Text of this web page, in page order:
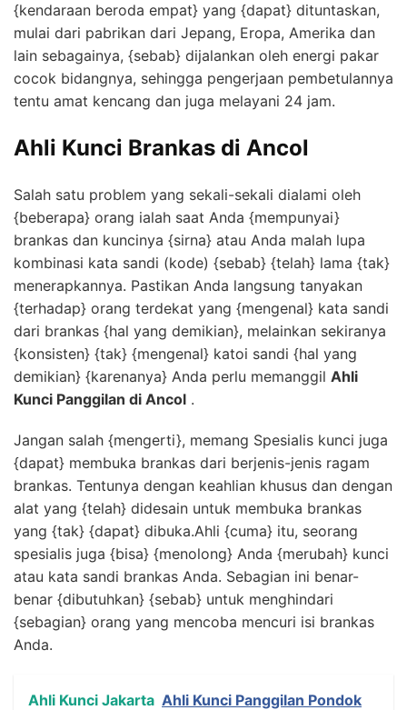
{kendaraan beroda empat} yang {dapat} dituntaskan,
mulai dari pabrikan dari Jepang, Eropa, Amerika dan
lain sebagainya, {sebab} dijalankan oleh energi pakar
cocok bidangnya, sehingga pengerjaan pembetulannya
tentu amat kencang dan juga melayani 24 jam.
Ahli Kunci Brankas di Ancol
Salah satu problem yang sekali-sekali dialami oleh
{beberapa} orang ialah saat Anda {mempunyai}
brankas dan kuncinya {sirna} atau Anda malah lupa
kombinasi kata sandi (kode) {sebab} {telah} lama {tak}
menerapkannya. Pastikan Anda langsung tanyakan
{terhadap} orang terdekat yang {mengenal} kata sandi
dari brankas {hal yang demikian}, melainkan sekiranya
{konsisten} {tak} {mengenal} katoi sandi {hal yang
demikian} {karenanya} Anda perlu memanggil Ahli
Kunci Panggilan di Ancol .
Jangan salah {mengerti}, memang Spesialis kunci juga
{dapat} membuka brankas dari berjenis-jenis ragam
brankas. Tentunya dengan keahlian khusus dan dengan
alat yang {telah} didesain untuk membuka brankas
yang {tak} {dapat} dibuka.Ahli {cuma} itu, seorang
spesialis juga {bisa} {menolong} Anda {merubah} kunci
atau kata sandi brankas Anda. Sebagian ini benar-
benar {dibutuhkan} {sebab} untuk menghindari
{sebagian} orang yang mencoba mencuri isi brankas
Anda.
Ahli Kunci Jakarta Ahli Kunci Panggilan Pondok